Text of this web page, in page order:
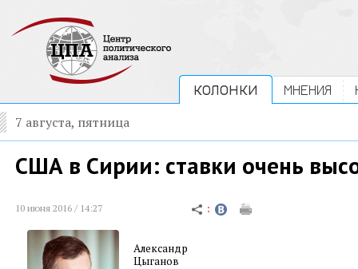
КОЛОНКИ МНЕНИЯ
7 августа, пятница
США в Сирии: ставки очень
10 июня 2016 / 14:27
Александр
Цыганов